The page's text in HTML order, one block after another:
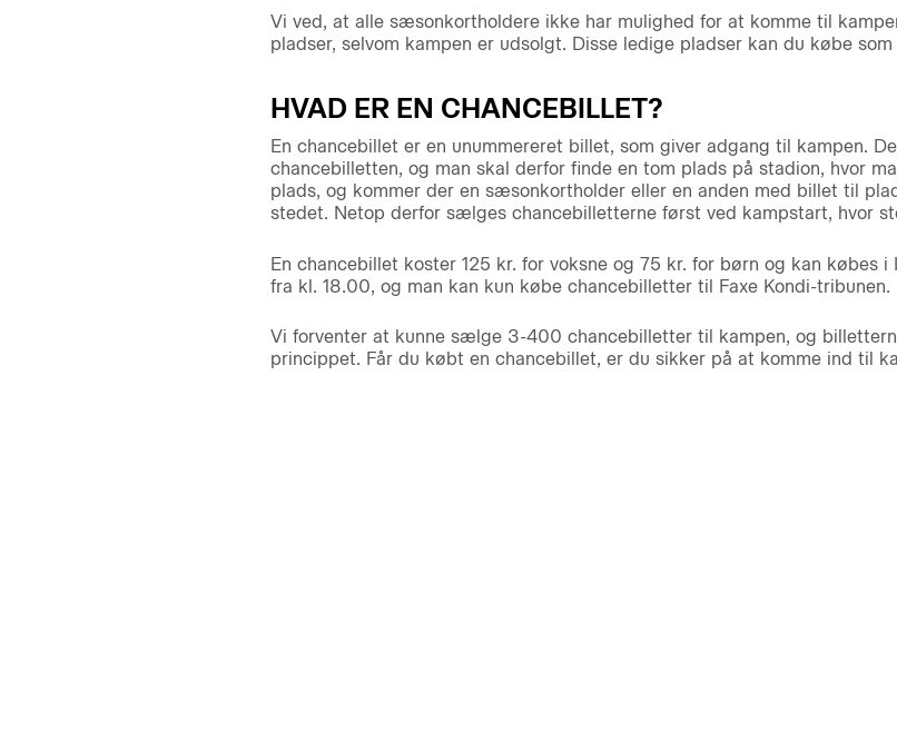
Vi ved, at alle sæsonkortholdere ikke har mulighed for at komme til
pladser, selvom kampen er udsolgt. Disse ledige pladser kan du købe
HVAD ER EN CHANCEBILLET?
En chancebillet er en unummereret billet, som giver adgang til kampen.
chancebilletten, og man skal derfor finde en tom plads på stadion, hvor
plads, og kommer der en sæsonkortholder eller en anden med billet til
stedet. Netop derfor sælges chancebilletterne først ved kampstart, hvor
En chancebillet koster 125 kr. for voksne og 75 kr. for børn og kan købes
fra kl. 18.00, og man kan kun købe chancebilletter til Faxe Kondi-tribunen.
Vi forventer at kunne sælge 3-400 chancebilletter til kampen, og
princippet. Får du købt en chancebillet, er du sikker på at komme ind til